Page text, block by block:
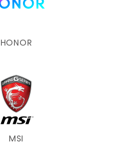
HONOR
MSI